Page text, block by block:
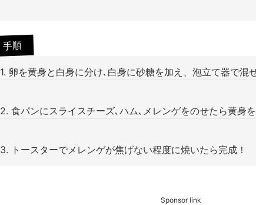
手順
1. 卵を黄身と白身に分け､白身に砂糖を加え、泡立て器で混
2. 食パンにスライスチーズ､ハム､メレンゲをのせたら黄身を
3. トースターでメレンゲが焦げない程度に焼いたら完成！
Sponsor link